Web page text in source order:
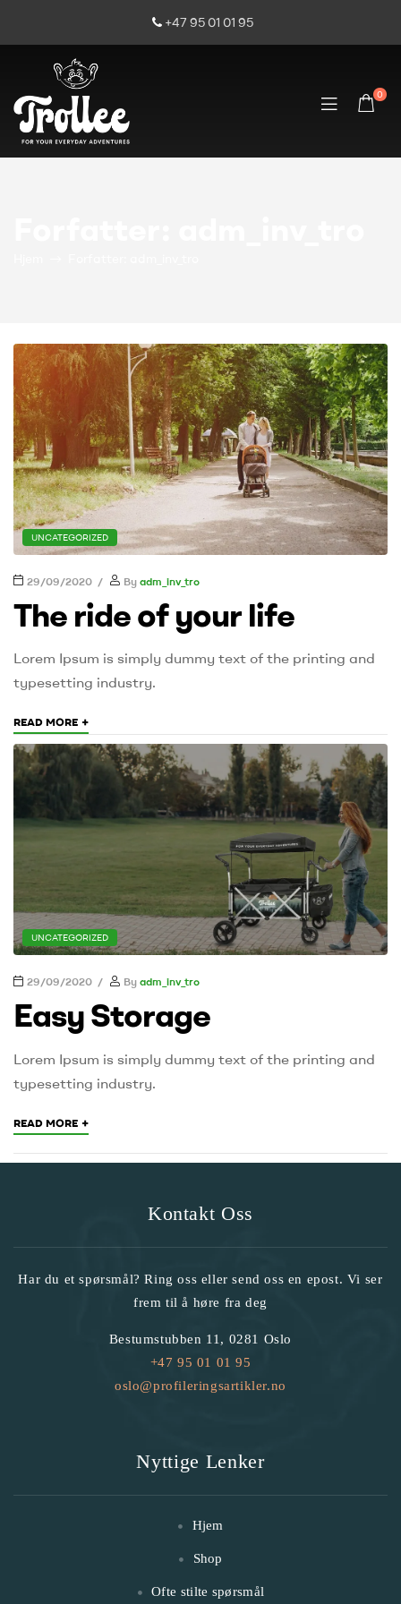
+47 95 01 01 95
0
UNCATEGORIZED
29/09/2020 By adm_inv_tro
The ride of your life
Lorem Ipsum is simply dummy text of the printing and
typesetting industry.
READ MORE +
UNCATEGORIZED
29/09/2020 By adm_inv_tro
Easy Storage
Lorem Ipsum is simply dummy text of the printing and
typesetting industry.
READ MORE +
Kontakt Oss
Har du et spørsmål? Ring oss eller send oss en epost. Vi ser
frem til å høre fra deg
Bestumstubben 11, 0281 Oslo
+47 95 01 01 95
oslo@profileringsartikler.no
Nyttige Lenker
Hjem
Shop
Ofte stilte spørsmål